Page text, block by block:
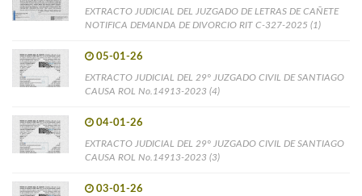
EXTRACTO JUDICIAL DEL JUZGADO DE LETRAS DE CAÑETE
NOTIFICA DEMANDA DE DIVORCIO RIT C-327-2025 (1)
05-01-26
EXTRACTO JUDICIAL DEL 29° JUZGADO CIVIL DE SANTIAGO
CAUSA ROL No.14913-2023 (4)
04-01-26
EXTRACTO JUDICIAL DEL 29° JUZGADO CIVIL DE SANTIAGO
CAUSA ROL No.14913-2023 (3)
03-01-26